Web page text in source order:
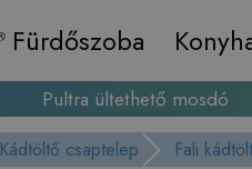
Fürdőszoba
Pultra ültethető mosdó
Kádtöltő csaptelep Fali